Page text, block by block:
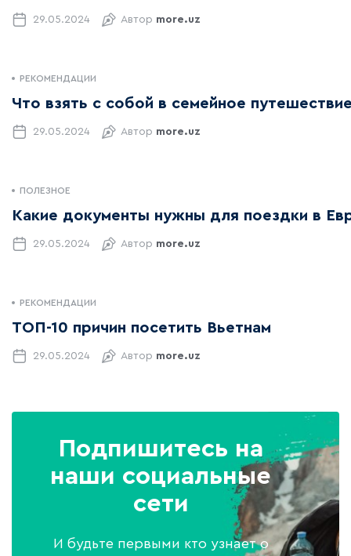
29.05.2024 Автор more.uz
РЕКОМЕНДАЦИИ
Что взять с собой в семейное
29.05.2024 Автор more.uz
ПОЛЕЗНОЕ
Какие документы нужны для поездки в
29.05.2024 Автор more.uz
РЕКОМЕНДАЦИИ
ТОП-10 причин посетить Вьетнам
29.05.2024 Автор more.uz
Подпишитесь на
наши социальные
сети
И будьте первыми кто узнает о